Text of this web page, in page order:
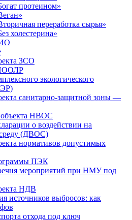
протеином»
переработка сырья»
холестерина»
ЗСО
экологического
санитарно-защитной зоны —
объекта НВОС
о воздействии на
(ДВОС)
нормативов допустимых
ПЭК
мероприятий при НМУ под
НДВ
источников выбросов: как
отхода под ключ